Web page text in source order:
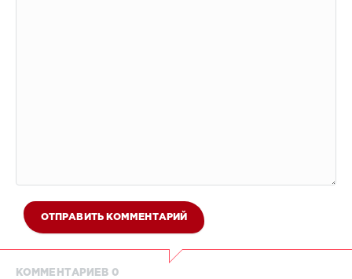
ОТПРАВИТЬ КОММЕНТАРИЙ
КОММЕНТАРИЕВ 0